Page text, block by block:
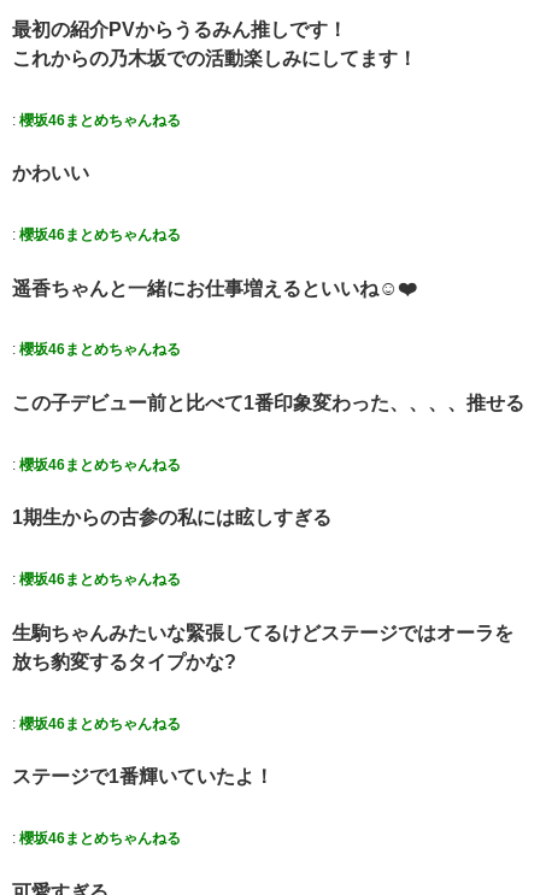
最初の紹介PVからうるみん推しです！
これからの乃木坂での活動楽しみにしてます！
: 櫻坂46まとめちゃんねる
かわいい
: 櫻坂46まとめちゃんねる
遥香ちゃんと一緒にお仕事増えるといいね☺️❤️
: 櫻坂46まとめちゃんねる
この子デビュー前と比べて1番印象変わった、、、、推せる
: 櫻坂46まとめちゃんねる
1期生からの古参の私には眩しすぎる
: 櫻坂46まとめちゃんねる
生駒ちゃんみたいな緊張してるけどステージではオーラを
放ち豹変するタイプかな?
: 櫻坂46まとめちゃんねる
ステージで1番輝いていたよ！
: 櫻坂46まとめちゃんねる